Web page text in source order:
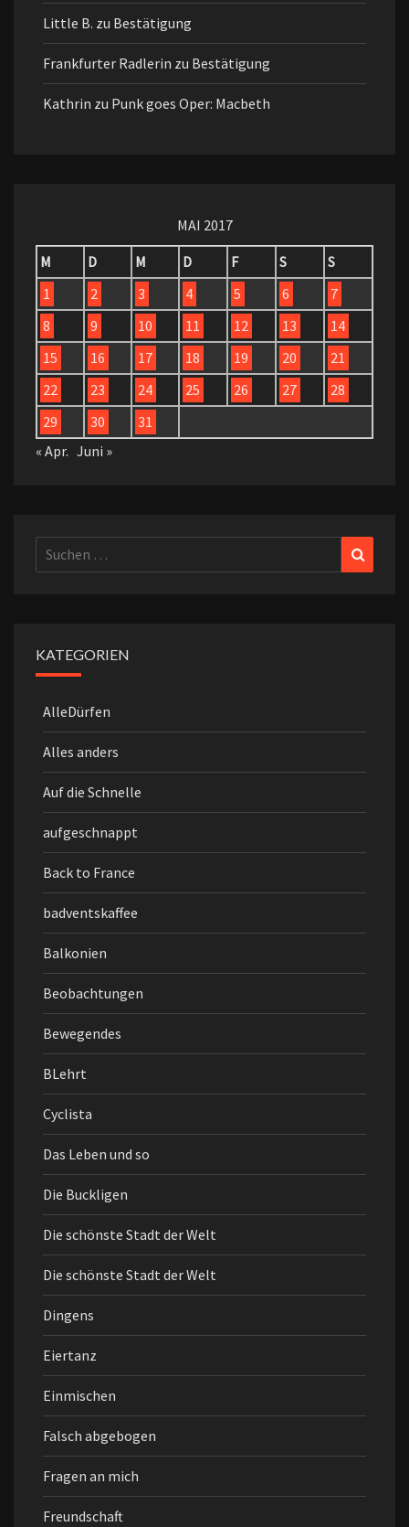
Little B. zu Bestätigung
Frankfurter Radlerin zu Bestätigung
Kathrin zu Punk goes Oper: Macbeth
MAI 2017
M
D M D F S
S
1
2 3 4 5 6
7
8
9 10 11 12 13
14
15
16 17 18 19 20
21
22
23 24 25 26 27
28
29
30
31
« Apr. Juni »
Suchen
nach:
KATEGORIEN
AlleDürfen
Alles anders
Auf die Schnelle
aufgeschnappt
Back to France
badventskaffee
Balkonien
Beobachtungen
Bewegendes
BLehrt
Cyclista
Das Leben und so
Die Buckligen
Die schönste Stadt der Welt
Die schönste Stadt der Welt
Dingens
Eiertanz
Einmischen
Falsch abgebogen
Fragen an mich
Freundschaft